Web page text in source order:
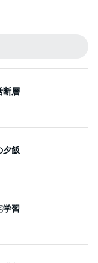
断層
夕飯
学習